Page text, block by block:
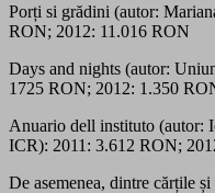
Porți si grădini (autor:
RON; 2012: 11.016 RON
Days and nights (autor:
1725 RON; 2012: 1.350
Anuario dell instituto (autor:
ICR): 2011: 3.612 RON;
De asemenea, dintre cărțile